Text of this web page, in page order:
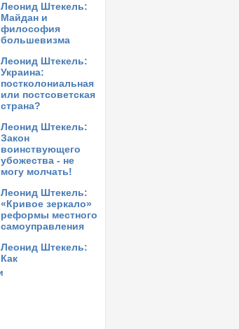
Леонид Штекель:
Майдан и
философия
большевизма
Леонид Штекель:
Украина:
постколониальная
или постсоветская
страна?
Леонид Штекель:
Закон
воинствующего
убожества - не
могу молчать!
Леонид Штекель:
«Кривое зеркало»
реформы местного
самоуправления
Леонид Штекель:
Как